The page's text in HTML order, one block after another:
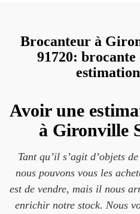
Brocanteur à
91720:
Avoir une
à Gironville
Tant qu’il s’agit d’objets
nous pouvons vous les
est de vendre, mais il nous
enrichir notre stock. Nous